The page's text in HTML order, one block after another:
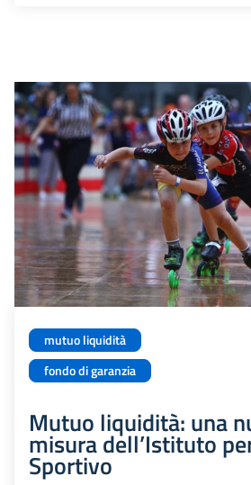
mutuo liquidità
fondo di garanzia
Mutuo liquidità: una
misura dell’Istituto
Sportivo